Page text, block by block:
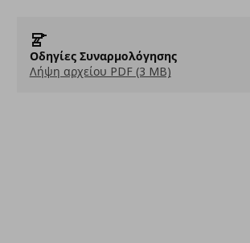
Οδηγίες Συναρμολόγησης
Λήψη αρχείου PDF (3 MB)